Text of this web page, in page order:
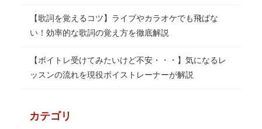
【歌詞を覚えるコツ】ライブやカラオケでも飛ばな
い！効率的な歌詞の覚え方を徹底解説
【ボイトレ受けてみたいけど不安・・・】気になるレ
ッスンの流れを現役ボイストレーナーが解説
カテゴリ